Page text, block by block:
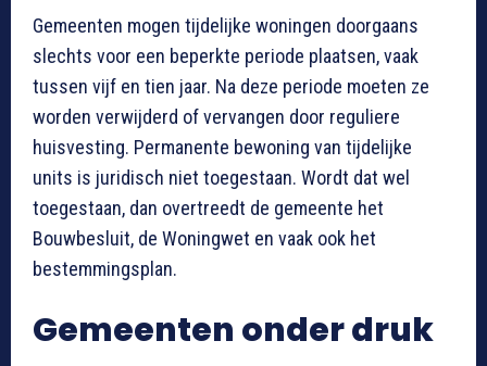
Gemeenten mogen tijdelijke woningen doorgaans
slechts voor een beperkte periode plaatsen, vaak
tussen vijf en tien jaar. Na deze periode moeten ze
worden verwijderd of vervangen door reguliere
huisvesting. Permanente bewoning van tijdelijke
units is juridisch niet toegestaan. Wordt dat wel
toegestaan, dan overtreedt de gemeente het
Bouwbesluit, de Woningwet en vaak ook het
bestemmingsplan.
Gemeenten onder druk